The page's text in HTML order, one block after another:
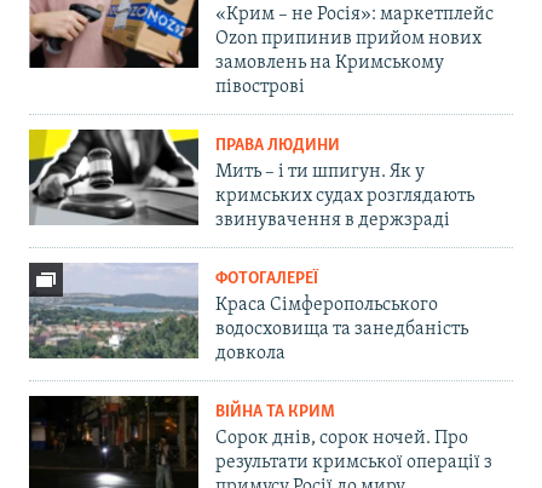
«Крим – не Росія»: маркетплейс
Ozon припинив прийом нових
замовлень на Кримському
півострові
ПРАВА ЛЮДИНИ
Мить – і ти шпигун. Як у
кримських судах розглядають
звинувачення в держзраді
ФОТОГАЛЕРЕЇ
Краса Сімферопольського
водосховища та занедбаність
довкола
ВІЙНА ТА КРИМ
Сорок днів, сорок ночей. Про
результати кримської операції з